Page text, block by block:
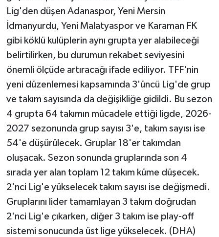
Lig'den düşen Adanaspor, Yeni Mersin
İdmanyurdu, Yeni Malatyaspor ve Karaman FK
gibi köklü kulüplerin aynı grupta yer alabileceği
belirtilirken, bu durumun rekabet seviyesini
önemli ölçüde artıracağı ifade ediliyor. TFF'nin
yeni düzenlemesi kapsamında 3'üncü Lig'de grup
ve takım sayısında da değişikliğe gidildi. Bu sezon
4 grupta 64 takımın mücadele ettiği ligde, 2026-
2027 sezonunda grup sayısı 3'e, takım sayısı ise
54'e düşürülecek. Gruplar 18'er takımdan
oluşacak. Sezon sonunda gruplarında son 4
sırada yer alan toplam 12 takım küme düşecek.
2'nci Lig'e yükselecek takım sayısı ise değişmedi.
Gruplarını lider tamamlayan 3 takım doğrudan
2'nci Lig'e çıkarken, diğer 3 takım ise play-off
sistemi sonucunda üst lige yükselecek. (DHA)